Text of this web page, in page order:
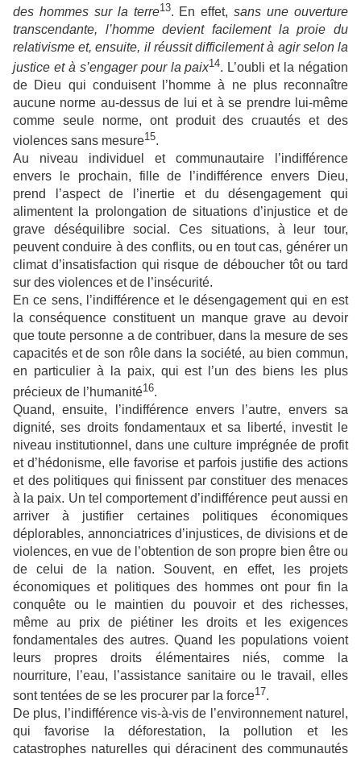
des hommes sur la terre13. En effet,sans une ouverture
transcendante, l’homme devient facilement la proie du
relativisme et, ensuite, il réussit difficilement à agir selon la
justice et à s’engager pour la paix14. L’oubli et la négation
de Dieu qui conduisent l’homme à ne plus reconnaître
aucune norme au-dessus de lui et à se prendre lui-même
comme seule norme, ont produit des cruautés et des
violences sans mesure15.
Au niveau individuel et communautaire l’indifférence
envers le prochain, fille de l’indifférence envers Dieu,
prend l’aspect de l’inertie et du désengagement qui
alimentent la prolongation de situations d’injustice et de
grave déséquilibre social. Ces situations, à leur tour,
peuvent conduire à des conflits, ou en tout cas, générer un
climat d’insatisfaction qui risque de déboucher tôt ou tard
sur des violences et de l’insécurité.
En ce sens, l’indifférence et le désengagement qui en est
la conséquence constituent un manque grave au devoir
que toute personne a de contribuer, dans la mesure de ses
capacités et de son rôle dans la société, au bien commun,
en particulier à la paix, qui est l’un des biens les plus
précieux de l’humanité16.
Quand, ensuite, l’indifférence envers l’autre, envers sa
dignité, ses droits fondamentaux et sa liberté, investit le
niveau institutionnel, dans une culture imprégnée de profit
et d’hédonisme, elle favorise et parfois justifie des actions
et des politiques qui finissent par constituer des menaces
à la paix. Un tel comportement d’indifférence peut aussi en
arriver à justifier certaines politiques économiques
déplorables, annonciatrices d’injustices, de divisions et de
violences, en vue de l’obtention de son propre bien être ou
de celui de la nation. Souvent, en effet, les projets
économiques et politiques des hommes ont pour fin la
conquête ou le maintien du pouvoir et des richesses,
même au prix de piétiner les droits et les exigences
fondamentales des autres. Quand les populations voient
leurs propres droits élémentaires niés, comme la
nourriture, l’eau, l’assistance sanitaire ou le travail, elles
sont tentées de se les procurer par la force17.
De plus, l’indifférence vis-à-vis de l’environnement naturel,
qui favorise la déforestation, la pollution et les
catastrophes naturelles qui déracinent des communautés